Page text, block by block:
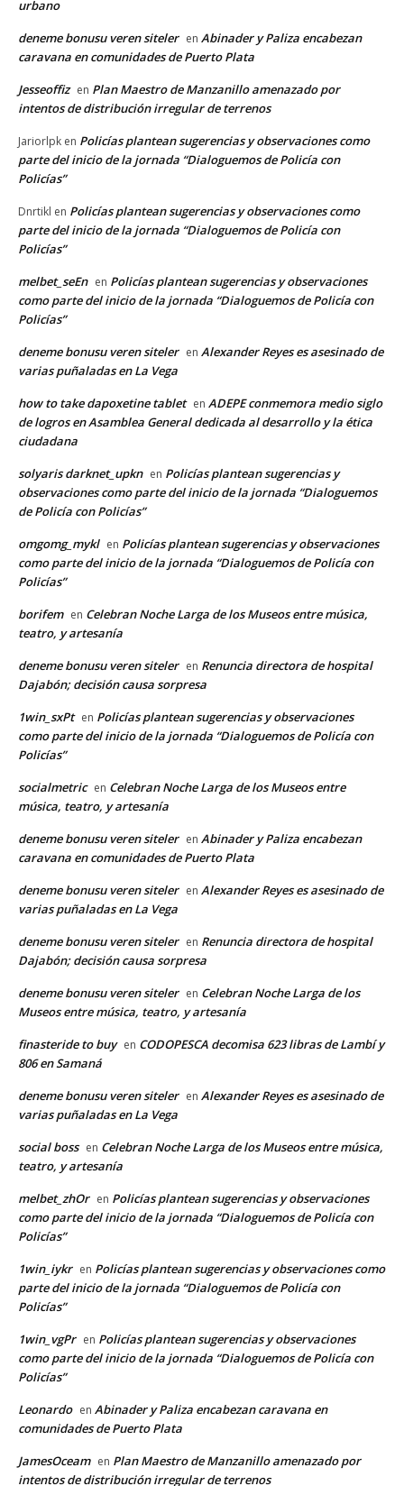
urbano
deneme bonusu veren siteler en Abinader y Paliza encabezan
caravana en comunidades de Puerto Plata
Jesseoffiz en Plan Maestro de Manzanillo amenazado por
intentos de distribución irregular de terrenos
Jariorlpk en Policías plantean sugerencias y observaciones como
parte del inicio de la jornada “Dialoguemos de Policía con
Policías”
Dnrtikl en Policías plantean sugerencias y observaciones como
parte del inicio de la jornada “Dialoguemos de Policía con
Policías”
melbet_seEn en Policías plantean sugerencias y observaciones
como parte del inicio de la jornada “Dialoguemos de Policía con
Policías”
deneme bonusu veren siteler en Alexander Reyes es asesinado de
varias puñaladas en La Vega
how to take dapoxetine tablet en ADEPE conmemora medio siglo
de logros en Asamblea General dedicada al desarrollo y la ética
ciudadana
solyaris darknet_upkn en Policías plantean sugerencias y
observaciones como parte del inicio de la jornada “Dialoguemos
de Policía con Policías”
omgomg_mykl en Policías plantean sugerencias y observaciones
como parte del inicio de la jornada “Dialoguemos de Policía con
Policías”
borifem en Celebran Noche Larga de los Museos entre música,
teatro, y artesanía
deneme bonusu veren siteler en Renuncia directora de hospital
Dajabón; decisión causa sorpresa
1win_sxPt en Policías plantean sugerencias y observaciones
como parte del inicio de la jornada “Dialoguemos de Policía con
Policías”
socialmetric en Celebran Noche Larga de los Museos entre
música, teatro, y artesanía
deneme bonusu veren siteler en Abinader y Paliza encabezan
caravana en comunidades de Puerto Plata
deneme bonusu veren siteler en Alexander Reyes es asesinado de
varias puñaladas en La Vega
deneme bonusu veren siteler en Renuncia directora de hospital
Dajabón; decisión causa sorpresa
deneme bonusu veren siteler en Celebran Noche Larga de los
Museos entre música, teatro, y artesanía
finasteride to buy en CODOPESCA decomisa 623 libras de Lambí y
806 en Samaná
deneme bonusu veren siteler en Alexander Reyes es asesinado de
varias puñaladas en La Vega
social boss en Celebran Noche Larga de los Museos entre música,
teatro, y artesanía
melbet_zhOr en Policías plantean sugerencias y observaciones
como parte del inicio de la jornada “Dialoguemos de Policía con
Policías”
1win_iykr en Policías plantean sugerencias y observaciones como
parte del inicio de la jornada “Dialoguemos de Policía con
Policías”
1win_vgPr en Policías plantean sugerencias y observaciones
como parte del inicio de la jornada “Dialoguemos de Policía con
Policías”
Leonardo en Abinader y Paliza encabezan caravana en
comunidades de Puerto Plata
JamesOceam en Plan Maestro de Manzanillo amenazado por
intentos de distribución irregular de terrenos